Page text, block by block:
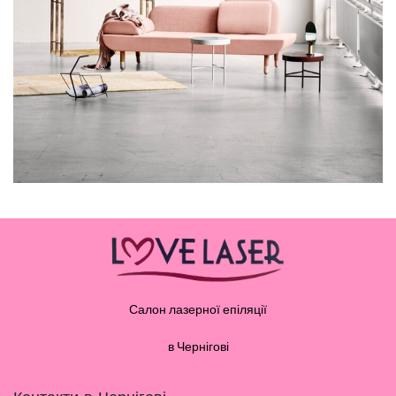
RHONCUS QUISQUE SOLLICITUDIN
Салон лазерної епіляції
в Чернігові